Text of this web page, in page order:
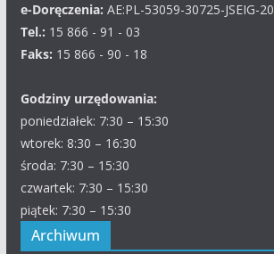
e-Doręczenia: AE:PL-53059-30725-JSEIG-20
Tel.: 15 866 - 91 - 03
Faks: 15 866 - 90 - 18
Godziny urzędowania:
poniedziałek: 7:30 – 15:30
wtorek: 8:30 – 16:30
środa: 7:30 – 15:30
czwartek: 7:30 – 15:30
piątek: 7:30 – 15:30
Archiwum